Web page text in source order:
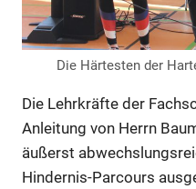
Die Härtesten der
Die Lehrkräfte der
Anleitung von Herrn
äußerst
Hindernis-Parcours